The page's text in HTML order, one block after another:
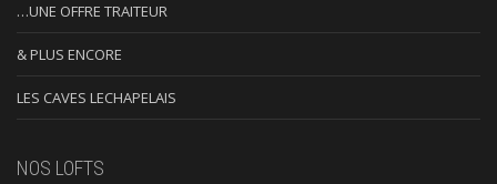
…UNE OFFRE TRAITEUR
& PLUS ENCORE
LES CAVES LECHAPELAIS
NOS LOFTS